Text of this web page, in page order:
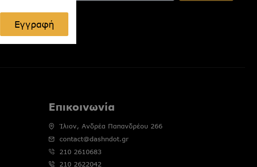
Επικοινωνία
Ίλιον, Ανδρέα Παπανδρέου 266
contact@dashndot.gr
210 2610683
210 2622042
Εγγραφή